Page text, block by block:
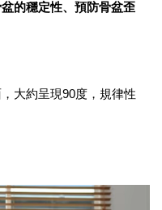
的穩定性、預防骨盆歪
大約呈現90度，規律性